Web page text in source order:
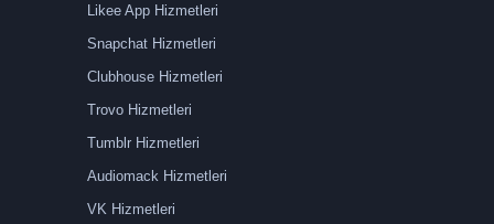
Likee App Hizmetleri
Snapchat Hizmetleri
Clubhouse Hizmetleri
Trovo Hizmetleri
Tumblr Hizmetleri
Audiomack Hizmetleri
VK Hizmetleri